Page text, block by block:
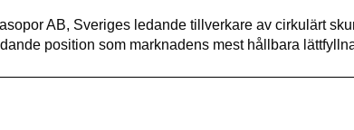
AB, Sveriges ledande tillverkare av cirkulärt
position som marknadens mest hållbara